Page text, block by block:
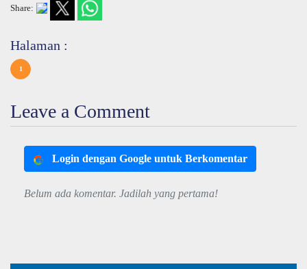
Share:
Halaman :
1
Leave a Comment
Login dengan Google untuk Berkomentar
Belum ada komentar. Jadilah yang pertama!